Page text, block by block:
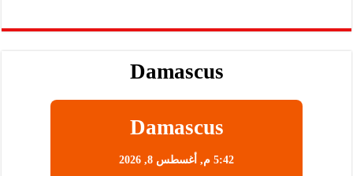
Damascus
Damascus
5:42 م, أغسطس 8, 2026